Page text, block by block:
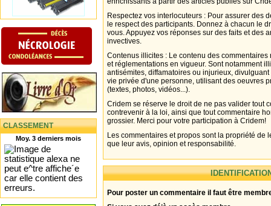
CLASSEMENT
Moy. 3 derniers mois
Respectez vos interlocuteurs : Pour assurer des
le respect des participants. Donnez à chacun le
vous. Appuyez vos réponses sur des faits et des
invectives.
Contenus illicites : Le contenu des
et réglementations en vigueur. Sont notamment
antisémites, diffamatoires ou injurieux,
vie privée d'une personne, utilisant des oeuvres
(textes, photos, vidéos...).
Cridem se réserve le droit de ne pas valider tout
contrevenir à la loi, ainsi que tout commentaire
grossier. Merci pour votre participation à Cridem!
Les commentaires et propos sont la propriété de
que leur avis, opinion et responsabilité.
Pour poster un commentaire il faut être